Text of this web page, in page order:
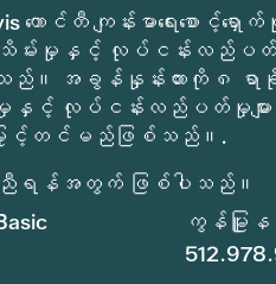
ကောင်တီ ကျန်းမာရေးစ
သိမ်းမှုနှင့် လုပ်ငန်းလည်ပ
။ အခွန်နှုန်းထားကို ၈ ရ
နှင့် လုပ်ငန်းလည်ပတ်မှုများ
င့်တင်မည်ဖြစ်သည်။.
ရန်အတွက် ဖြစ်ပါသည်။
ကွန်မြူန